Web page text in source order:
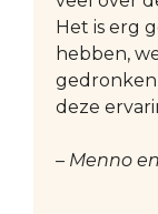
Het is erg
hebben,
deze
– Menno